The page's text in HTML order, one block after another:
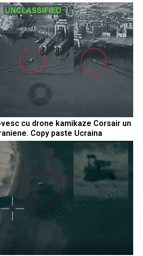
cu drone kamikaze Corsair un
Copy paste Ucraina